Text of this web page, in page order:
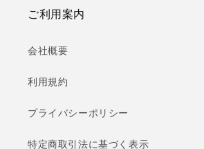
ご利用案内
会社概要
利用規約
プライバシーポリシー
特定商取引法に基づく表示